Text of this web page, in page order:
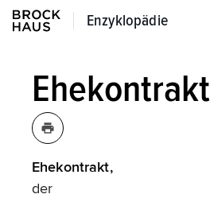
Enzyklopädie
Enzyklopädie
Ehekontrakt
Ehekontrakt,
der